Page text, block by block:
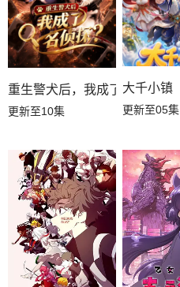
重生警犬后，我成了名侦探？
更新至10集
大千小镇
更新至05集